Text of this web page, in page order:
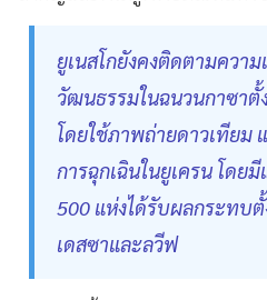
ยูเนสโกยังคงติดตามควา
วัฒนธรรมในฉนวนกาซา
โดยใช้ภาพถ่ายดาวเทียม
การฉุกเฉินในยูเครน โดย
500 แห่งได้รับผลกระทบ
เดสซาและลวีฟ